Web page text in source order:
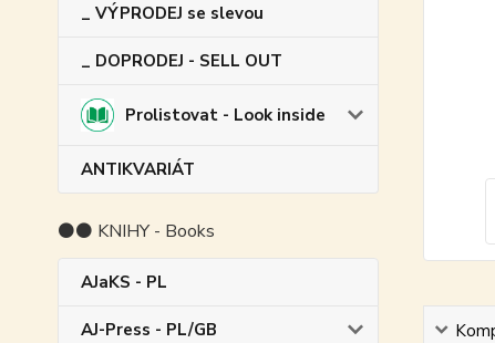
_ VÝPRODEJ se slevou
_ DOPRODEJ - SELL OUT
Prolistovat - Look inside
ANTIKVARIÁT
⚫⚫ KNIHY - Books
AJaKS - PL
AJ-Press - PL/GB